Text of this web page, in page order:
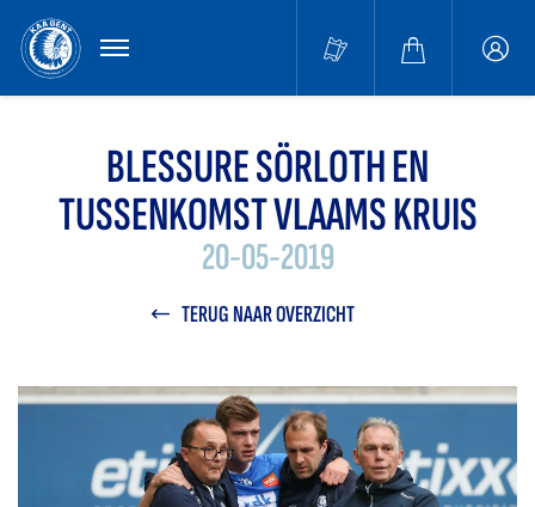
MENU
BLESSURE SÖRLOTH EN
TUSSENKOMST VLAAMS KRUIS
20-05-2019
TERUG NAAR OVERZICHT